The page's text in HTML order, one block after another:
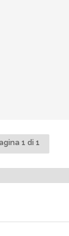
1 di 1